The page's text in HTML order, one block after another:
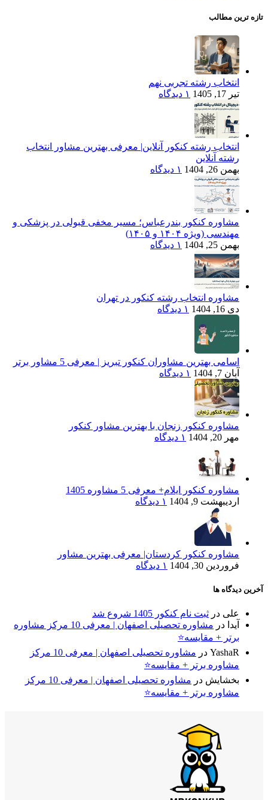
تازه ترین مطالب
انتخاب رشته تجربی نهم
تیر 17, 1405
۱ دیدگاه
انتخاب رشته کنکور آنلاین| معرفی بهترین مشاور انتخاب
رشته آنلاین
بهمن 26, 1404
۱ دیدگاه
مشاوره کنکور بندرعباس؛ مسیر مخفی قبولی در پزشکی و
مهندسی (ویژه ۱۴۰۴ و ۱۴۰۵)
بهمن 25, 1404
۱ دیدگاه
مشاوره انتخاب رشته کنکور در تهران
دی 16, 1404
۱ دیدگاه
اسامی بهترین مشاوران کنکور تبریز | معرفی 5 مشاور برتر
آبان 7, 1404
۱ دیدگاه
مشاوره کنکور زنجان با بهترین مشاور کنکور
مهر 20, 1404
۱ دیدگاه
مشاوره کنکور ایلام+ معرفی 5 مشاوره 1405
اردیبهشت 9, 1404
۱ دیدگاه
مشاوره کنکور کردستان| معرفی بهترین مشاور
فروردین 30, 1404
۱ دیدگاه
آخرین دیدگاه ها
علی در ثبت نام کنکور 1405 شروع شد
آیدا در
مشاوره تحصیلی اصفهان | معرفی 10 مرکز مشاوره
برتر + مقایسه⭐
YashaR در
مشاوره تحصیلی اصفهان | معرفی 10 مرکز
مشاوره برتر + مقایسه⭐
بخشایش در
مشاوره تحصیلی اصفهان | معرفی 10 مرکز
مشاوره برتر + مقایسه⭐